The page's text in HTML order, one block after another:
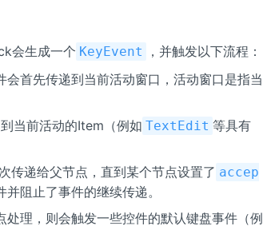
会生成一个 KeyEvent
，并触发以下流程：
会首先传递到当前活动窗口，活动窗口是指当
当前活动的Item（例如 TextEdit 等具有
传递给父节点，直到某个节点设置了 accep
阻止了事件的继续传递。
处理，则会触发一些控件的默认键盘事件（例